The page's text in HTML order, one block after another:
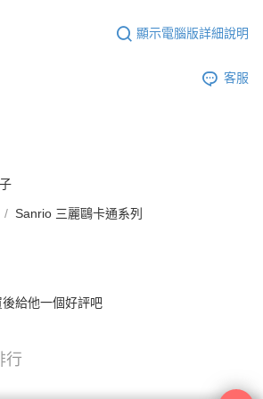
顯示電腦版詳細說明
客服
Sanrio 三麗鷗卡通系列
給他一個好評吧
行